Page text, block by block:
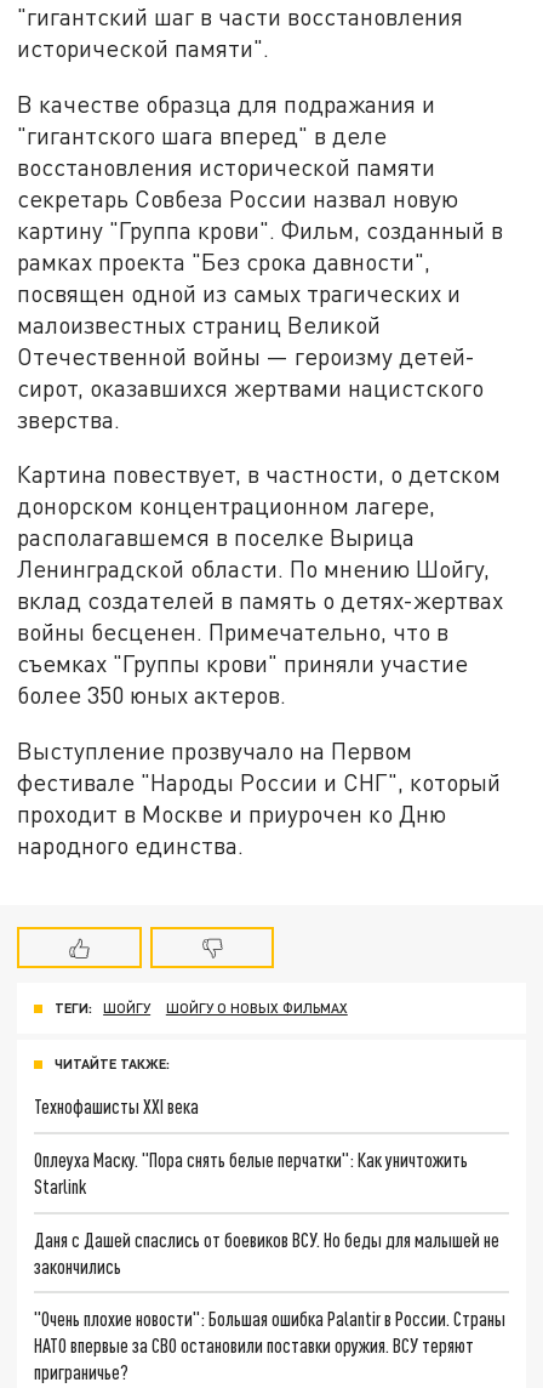
"гигантский шаг в части восстановления
исторической памяти".
В качестве образца для подражания и
"гигантского шага вперед" в деле
восстановления исторической памяти
секретарь Совбеза России назвал новую
картину "Группа крови". Фильм, созданный в
рамках проекта "Без срока давности",
посвящен одной из самых трагических и
малоизвестных страниц Великой
Отечественной войны — героизму детей-
сирот, оказавшихся жертвами нацистского
зверства.
Картина повествует, в частности, о детском
донорском концентрационном лагере,
располагавшемся в поселке Вырица
Ленинградской области. По мнению Шойгу,
вклад создателей в память о детях-жертвах
войны бесценен. Примечательно, что в
съемках "Группы крови" приняли участие
более 350 юных актеров.
Выступление прозвучало на Первом
фестивале "Народы России и СНГ", который
проходит в Москве и приурочен ко Дню
народного единства.
ТЕГИ: ШОЙГУ ШОЙГУ О НОВЫХ ФИЛЬМАХ
ЧИТАЙТЕ ТАКЖЕ:
Технофашисты XXI века
Оплеуха Маску. "Пора снять белые перчатки": Как уничтожить
Starlink
Даня с Дашей спаслись от боевиков ВСУ. Но беды для малышей не
закончились
"Очень плохие новости": Большая ошибка Palantir в России. Страны
НАТО впервые за СВО остановили поставки оружия. ВСУ теряют
приграничье?